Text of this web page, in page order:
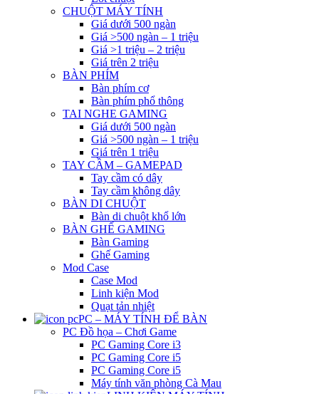
CHUỘT MÁY TÍNH
Giá dưới 500 ngàn
Giá >500 ngàn – 1 triệu
Giá >1 triệu – 2 triệu
Giá trên 2 triệu
BÀN PHÍM
Bàn phím cơ
Bàn phím phổ thông
TAI NGHE GAMING
Giá dưới 500 ngàn
Giá >500 ngàn – 1 triệu
Giá trên 1 triệu
TAY CẦM – GAMEPAD
Tay cầm có dây
Tay cầm không dây
BÀN DI CHUỘT
Bàn di chuột khổ lớn
BÀN GHẾ GAMING
Bàn Gaming
Ghế Gaming
Mod Case
Case Mod
Linh kiện Mod
Quạt tản nhiệt
PC – MÁY TÍNH ĐỂ BÀN
PC Đồ họa – Chơi Game
PC Gaming Core i3
PC Gaming Core i5
PC Gaming Core i5
Máy tính văn phòng Cà Mau